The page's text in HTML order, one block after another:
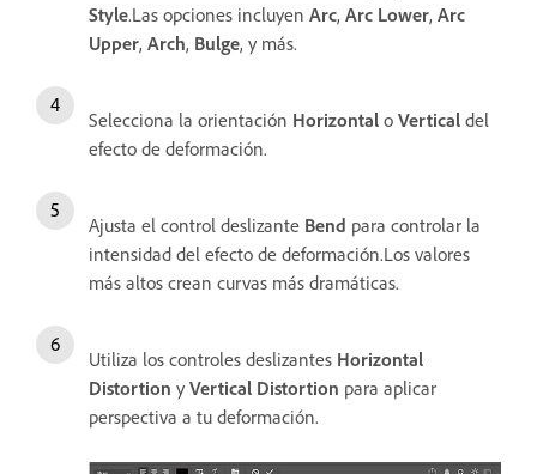
Style.Las opciones incluyen Arc, Arc Lower, Arc
Upper, Arch, Bulge, y más.
Selecciona la orientación Horizontal o Vertical del
efecto de deformación.
Ajusta el control deslizante Bend para controlar la
intensidad del efecto de deformación.Los valores
más altos crean curvas más dramáticas.
Utiliza los controles deslizantes Horizontal
Distortion y Vertical Distortion para aplicar
perspectiva a tu deformación.